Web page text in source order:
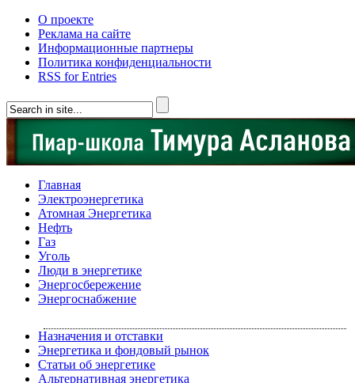
О проекте
Реклама на сайте
Информационные партнеры
Политика конфиденциальности
RSS for Entries
Главная
Электроэнергетика
Атомная Энергетика
Нефть
Газ
Уголь
Люди в энергетике
Энергосбережение
Энергоснабжение
Назначения и отставки
Энергетика и фондовый рынок
Статьи об энергетике
Альтернативная энергетика